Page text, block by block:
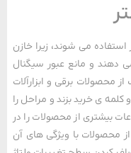
می ‌شوند، زیرا خازن‌
و مانع عبور سیگنال‌
برقی و ابزارآلات
خرید بزند و مراحل را
از محصولات را در
با ویژگی های آن